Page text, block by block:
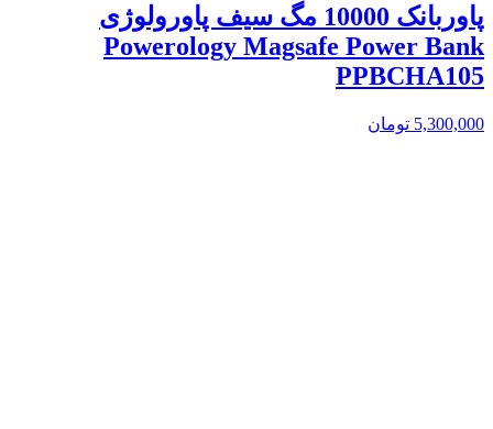
پاوربانک 10000 مگ سیف پاورولوژی
Powerology Magsafe Power Bank
PPBCHA105
5,300,000 تومان